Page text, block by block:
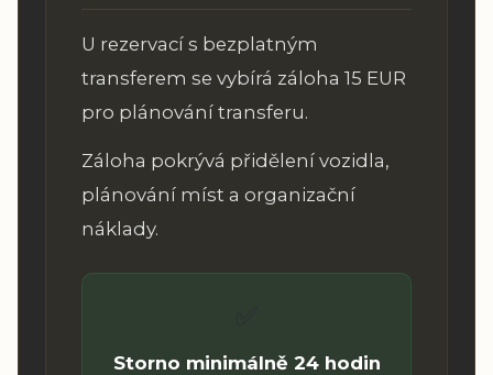
U rezervací s bezplatným
transferem se vybírá záloha 15 EUR
pro plánování transferu.
Záloha pokrývá přidělení vozidla,
plánování míst a organizační
náklady.
Storno minimálně 24 hodin